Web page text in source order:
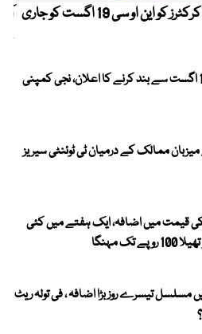
کیریبین پریمیئر لیگ ، قومی کرکٹرز کو این او سی 19 اگست کو جاری
میٹرو بس سروس 11 اگست سے بند کرنے کا اعلان، نجی کمپنی
کپ 2027 کے میزبان ممالک کے درمیان ٹی ٹوئنٹی سیریز
قیمت میں اضافہ، ایک ہفتے میں کئی
تیسرے روز بڑا اضافہ ، فی تولہ ریٹ